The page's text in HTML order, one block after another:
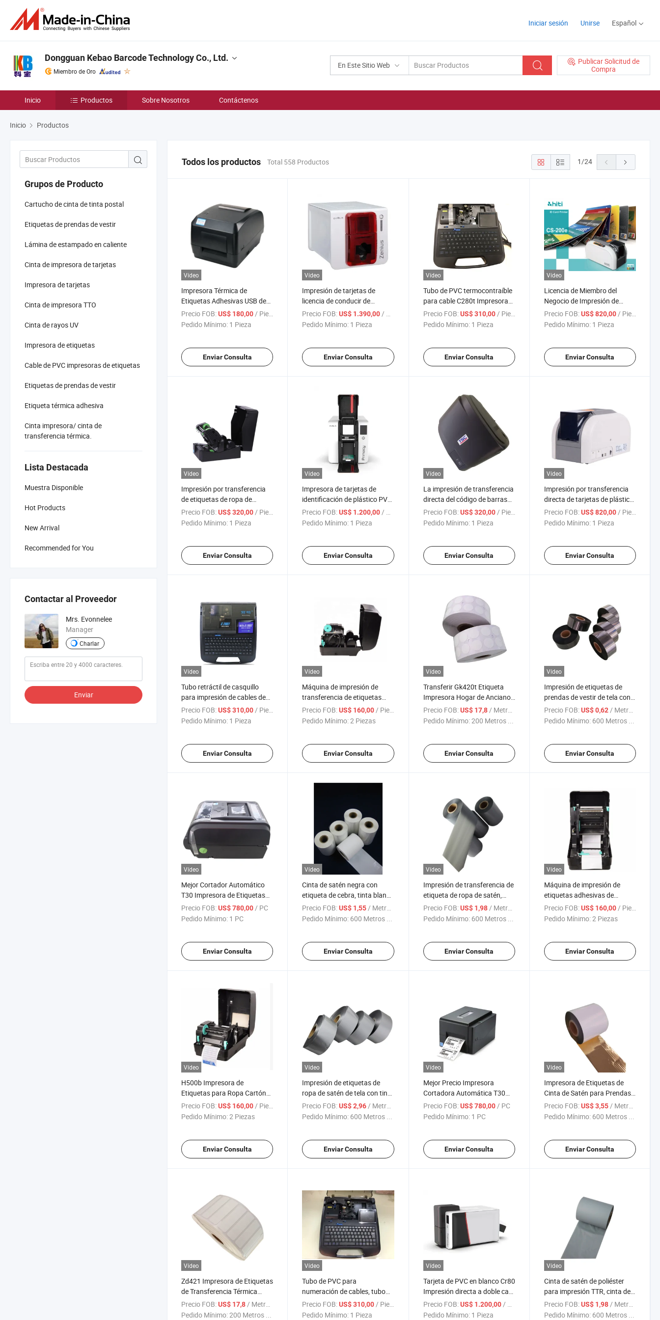
Iniciar sesión Unirse Español
En Este Sitio Web
Publicar Solicitud de
Compra
Dongguan Kebao Barcode Technology Co., Ltd.
Miembro de Oro
Inicio Productos Sobre Nosotros Contáctenos
Inicio Productos
Grupos de Producto
Cartucho de cinta de tinta postal
Etiquetas de prendas de vestir
Lámina de estampado en caliente
Cinta de impresora de tarjetas
Impresora de tarjetas
Cinta de impresora TTO
Cinta de rayos UV
Impresora de etiquetas
Cable de PVC impresoras de etiquetas
Etiquetas de prendas de vestir
Etiqueta térmica adhesiva
Cinta impresora/ cinta de
transferencia térmica.
Lista Destacada
Muestra Disponible
Hot Products
New Arrival
Recommended for You
Contactar al Proveedor
Mrs. Evonnelee
Manager
Charlar
Enviar
Todos los productos Total 558 Productos 1/24
Vídeo
Impresora Térmica de
Etiquetas Adhesivas USB de
Escritorio H500b H500e
Precio FOB:US$ 180,00/ Pieza
Pedido Mínimo: 1 Pieza
Enviar Consulta
Vídeo
Impresión de tarjetas de
licencia de conducir de
negocio de sublimación de
tintas Zenius impresora de
Precio FOB: US$ 1.390,00/ Pieza
Pedido Mínimo: 1 Pieza
Enviar Consulta
Vídeo
Tubo de PVC termocontraíble
para cable C280t Impresora
de identificación de cable
Precio FOB: US$ 310,00/ Pieza
Pedido Mínimo: 1 Pieza
Enviar Consulta
Vídeo
Licencia de Miembro del
Negocio de Impresión de
Tarjetas Directas Hiti CS200e
Impresora de Tarjetas de
Precio FOB: US$ 820,00/ Pieza
Pedido Mínimo: 1 Pieza
Enviar Consulta
Vídeo
Impresión por transferencia
de etiquetas de ropa de
poliéster y nylon T310
Impresora de etiquetas
Precio FOB:US$ 320,00 / Pieza
Pedido Mínimo: 1 Pieza
Enviar Consulta
Vídeo
Impresora de tarjetas de
identificación de plástico PVC
por sublimación directa
térmica Primacy
Precio FOB: US$ 1.200,00 / Pieza
Pedido Mínimo: 1 Pieza
Enviar Consulta
Vídeo
La impresión de transferencia
directa del código de barras
WiFi Bluetooth T310 Sticker
pegatina baratos Impresora
Precio FOB: US$ 320,00 / Pieza
Pedido Mínimo: 1 Pieza
Enviar Consulta
Vídeo
Impresión por transferencia
directa de tarjetas de plástico
PVC Hiti CS200e impresora de
tarjetas de identificación por
Precio FOB: US$ 820,00 / Pieza
Pedido Mínimo: 1 Pieza
Enviar Consulta
Vídeo
Tubo retráctil de casquillo
para impresión de cables de
alambre C280t impresora de
ID de tubo
Precio FOB:US$ 310,00 / Pieza
Pedido Mínimo: 1 Pieza
Enviar Consulta
Vídeo
Máquina de impresión de
transferencia de etiquetas
adhesivas directas H500e
impresora de etiquetas de
Precio FOB: US$ 160,00 / Pieza
Pedido Mínimo:2 Piezas
Enviar Consulta
Vídeo
Transferir Gk420t Etiqueta
Impresora Hogar de Ancianos
Niños Blanco Planchar en
Etiqueta de Ropa
Precio FOB: US$ 17,8 / Metro Cuadrado
Pedido Mínimo:200 Metros ...
Enviar Consulta
Vídeo
Impresión de etiquetas de
prendas de vestir de tela con
impresora Zebra, cinta de
tinta térmica negra para
Precio FOB: US$ 0,62 / Metro Cuadrado
Pedido Mínimo: 600 Metros ...
Enviar Consulta
Vídeo
Mejor Cortador Automático
T30 Impresora de Etiquetas
de Cuidado de Ropa de Tela
de Satén Tafetán
Precio FOB:US$ 780,00/ PC
Pedido Mínimo: 1 PC
Enviar Consulta
Vídeo
Cinta de satén negra con
etiqueta de cebra, tinta blanca
a base de agua, cinta de
transferencia térmica
Precio FOB: US$ 1,55 / Metro Cuadrado
Pedido Mínimo: 600 Metros ...
Enviar Consulta
Vídeo
Impresión de transferencia de
etiqueta de ropa de satén,
impresora de código de
barras de cebra, cinta de
Precio FOB: US$ 1,98/ Metro Cuadrado
Pedido Mínimo: 600 Metros ...
Enviar Consulta
Vídeo
Máquina de impresión de
etiquetas adhesivas de
transferencia térmica directa
H500b impresora de cinta de
Precio FOB: US$ 160,00/ Pieza
Pedido Mínimo:2 Piezas
Enviar Consulta
Vídeo
H500b Impresora de
Etiquetas para Ropa Cartón
Etiqueta Colgante Etiqueta de
Transferencia Impresora de
Precio FOB:US$ 160,00/ Pieza
Pedido Mínimo:2 Piezas
Enviar Consulta
Vídeo
Impresión de etiquetas de
ropa de satén de tela con tinta
de resina metálica plateada
para impresora Zebra
Precio FOB: US$ 2,96/ Metro Cuadrado
Pedido Mínimo: 600 Metros ...
Enviar Consulta
Vídeo
Mejor Precio Impresora
Cortadora Automática T30
Impresora de Etiquetas de
Satén Tafetán para Textiles y
Precio FOB: US$ 780,00/ PC
Pedido Mínimo: 1 PC
Enviar Consulta
Vídeo
Impresora de Etiquetas de
Cinta de Satén para Prendas,
Impresión por Transferencia,
Cinta de Resina Color Dorado
Precio FOB: US$ 3,55/ Metro Cuadrado
Pedido Mínimo: 600 Metros ...
Enviar Consulta
Vídeo
Zd421 Impresora de Etiquetas
de Transferencia Térmica
Impresora Etiqueta Blanca
para Planchar en Ropa
Precio FOB:US$ 17,8 / Metro Cuadrado
Pedido Mínimo:200 Metros ...
Vídeo
Tubo de PVC para
numeración de cables, tubo
termocontraíble, impresora de
identificación
Precio FOB: US$ 310,00 / Pieza
Pedido Mínimo: 1 Pieza
Vídeo
Tarjeta de PVC en blanco Cr80
Impresión directa a doble cara
Impresora de tarjetas de
plástico Primacy
Precio FOB: US$ 1.200,00 / Pieza
Pedido Mínimo: 1 Pieza
Vídeo
Cinta de satén de poliéster
para impresión TTR, cinta de
impresora de resina gris
Precio FOB: US$ 1,98 / Metro Cuadrado
Pedido Mínimo: 600 Metros ...